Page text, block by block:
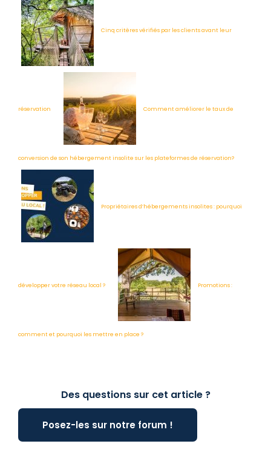
Cinq critères vérifiés par les clients avant leur
réservation Comment améliorer le taux de
conversion de son hébergement insolite sur les plateformes de réservation?
Propriétaires d’hébergements insolites : pourquoi
développer votre réseau local ? Promotions :
comment et pourquoi les mettre en place ?
Des questions sur cet article ?
Posez-les sur notre forum !